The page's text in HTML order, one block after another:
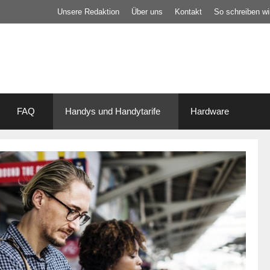
Unsere Redaktion Über uns Kontakt So schreiben
FAQ Handys und Handytarife Hardware